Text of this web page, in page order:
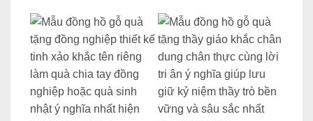
₫480.000.là:
₫300.000.